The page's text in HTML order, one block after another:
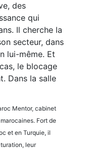
des
qui
Il cherche la
secteur, dans
lui-même. Et
le blocage
Dans la salle
Mentor, cabinet
Fort de
et en Turquie, il
leur